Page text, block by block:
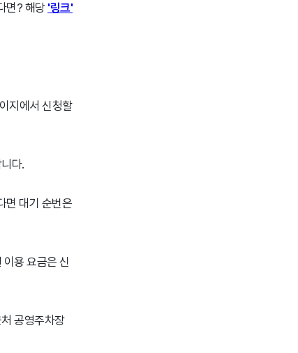
면? 해당 '링크'
지에서 신청할
다.
면 대기 순번은
용 요금은 신
공영주차장